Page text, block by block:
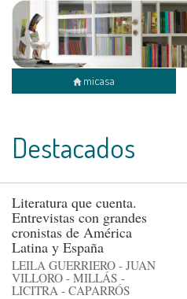
micasa
Destacados
Literatura que cuenta.
Entrevistas con grandes
cronistas de América
Latina y España
LEILA GUERRIERO - JUAN
VILLORO - MILLÁS -
LICITRA - CAPARRÓS